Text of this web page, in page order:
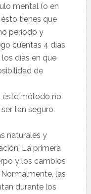
mental (o en
tienes que
periodo y
cuentas 4 días
días en que
de
éste método no
tan seguro.
naturales y
La primera
y los cambios
las
durante los